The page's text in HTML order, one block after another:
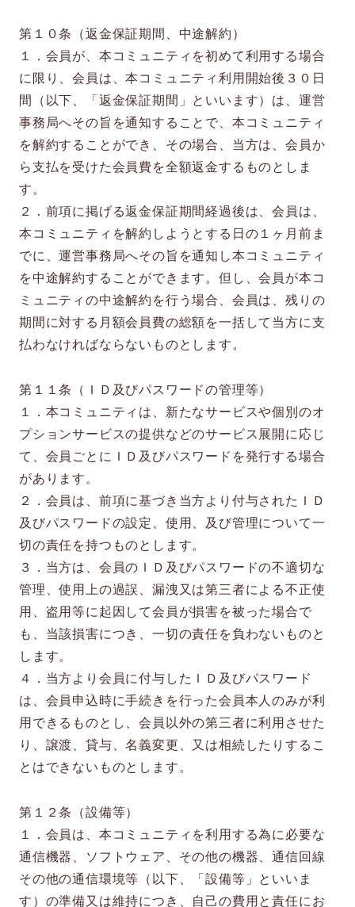
第１０条（返金保証期間、中途解約）
１．会員が、本コミュニティを初めて利用する場合
に限り、会員は、本コミュニティ利用開始後３０日
間（以下、「返金保証期間」といいます）は、運営
事務局へその旨を通知することで、本コミュニティ
を解約することができ、その場合、当方は、会員か
ら支払を受けた会員費を全額返金するものとしま
す。
２．前項に掲げる返金保証期間経過後は、会員は、
本コミュニティを解約しようとする日の１ヶ月前ま
でに、運営事務局へその旨を通知し本コミュニティ
を中途解約することができます。但し、会員が本コ
ミュニティの中途解約を行う場合、会員は、残りの
期間に対する月額会員費の総額を一括して当方に支
払わなければならないものとします。
第１１条（ＩＤ及びパスワードの管理等）
１．本コミュニティは、新たなサービスや個別のオ
プションサービスの提供などのサービス展開に応じ
て、会員ごとにＩＤ及びパスワードを発行する場合
があります。
２．会員は、前項に基づき当方より付与されたＩＤ
及びパスワードの設定、使用、及び管理について一
切の責任を持つものとします。
３．当方は、会員のＩＤ及びパスワードの不適切な
管理、使用上の過誤、漏洩又は第三者による不正使
用、盗用等に起因して会員が損害を被った場合で
も、当該損害につき、一切の責任を負わないものと
します。
４．当方より会員に付与したＩＤ及びパスワード
は、会員申込時に手続きを行った会員本人のみが利
用できるものとし、会員以外の第三者に利用させた
り、譲渡、貸与、名義変更、又は相続したりするこ
とはできないものとします。
第１２条（設備等）
１．会員は、本コミュニティを利用する為に必要な
通信機器、ソフトウェア、その他の機器、通信回線
その他の通信環境等（以下、「設備等」といいま
す）の準備又は維持につき、自己の費用と責任にお